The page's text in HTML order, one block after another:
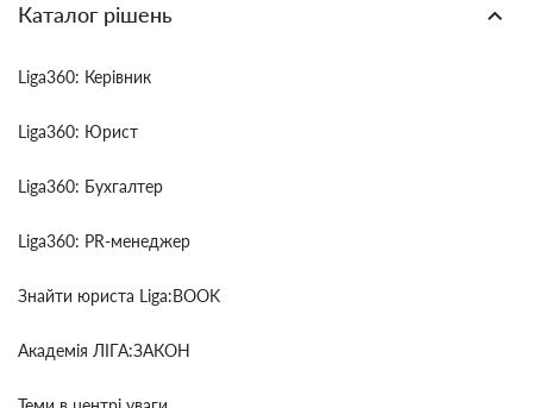
Каталог рішень
Liga360: Керівник
Liga360: Юрист
Liga360: Бухгалтер
Liga360: PR-менеджер
Знайти юриста Liga:BOOK
Академія ЛІГА:ЗАКОН